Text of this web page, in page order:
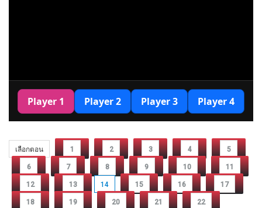
เลือกตอน 1 2 3 4 5
6 7 8 9 10 11
12 13 14 15 16 17
18 19 20 21 22